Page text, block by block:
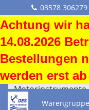
03578 306279
Achtung wir
14.08.2026
Bestellungen
werden erst
Motorinstrumente